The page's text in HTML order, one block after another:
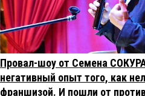
Провал-шоу от Семена
негативный опыт того, как
франшизой. И пошли от